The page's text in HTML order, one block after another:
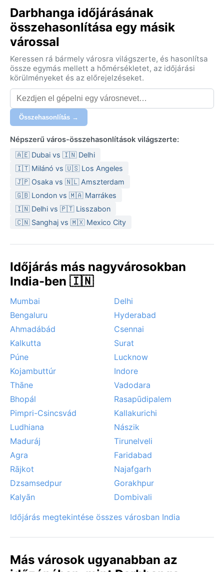
Darbhanga időjárásának
összehasonlítása egy másik
várossal
Keressen rá bármely városra világszerte, és hasonlítsa
össze egymás mellett a hőmérsékletet, az időjárási
körülményeket és az előrejelzéseket.
Összehasonlítás →
Népszerű város-összehasonlítások világszerte:
🇦🇪 Dubai vs 🇮🇳 Delhi
🇮🇹 Milánó vs 🇺🇸 Los Angeles
🇯🇵 Osaka vs 🇳🇱 Amszterdam
🇬🇧 London vs 🇲🇦 Marrákes
🇮🇳 Delhi vs 🇵🇹 Lisszabon
🇨🇳 Sanghaj vs 🇲🇽 Mexico City
Időjárás más nagyvárosokban
India-ben 🇮🇳
Mumbai
Delhi
Bengaluru
Hyderabad
Ahmadábád
Csennai
Kalkutta
Surat
Púne
Lucknow
Kojambuttúr
Indore
Thāne
Vadodara
Bhopál
Rasapūdipalem
Pimpri-Csincsvád
Kallakurichi
Ludhiana
Nászik
Maduráj
Tirunelveli
Agra
Faridabad
Rājkot
Najafgarh
Dzsamsedpur
Gorakhpur
Kalyān
Dombivali
Időjárás megtekintése összes városban India
Más városok ugyanabban az